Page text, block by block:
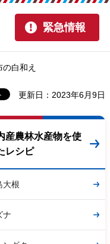
緊急情報
白和え
更新日：2023年6月9日
産農林水産物を使
レシピ
大根
ナ